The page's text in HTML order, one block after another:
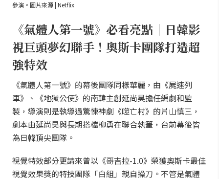
參演。圖片來源 | Netflix
《氣體人第一號》必看亮點｜日韓影
視巨頭夢幻聯手！奧斯卡團隊打造超
強特效
《氣體人第一號》的幕後團隊同樣華麗，由《屍速列
車》、《地獄公使》的南韓主創延尚昊擔任編劇和監
製，導演則是執導過驚悚神劇《噬亡村》的片山慎三，
劇本由延尚昊與長期搭檔柳勇在聯合執筆，台前幕後皆
為日韓頂尖團隊。
視覺特效部分更請來曾以《哥吉拉-1.0》榮獲奧斯卡最佳
視覺效果獎的特技團隊「白組」親自操刀。不管是氣體